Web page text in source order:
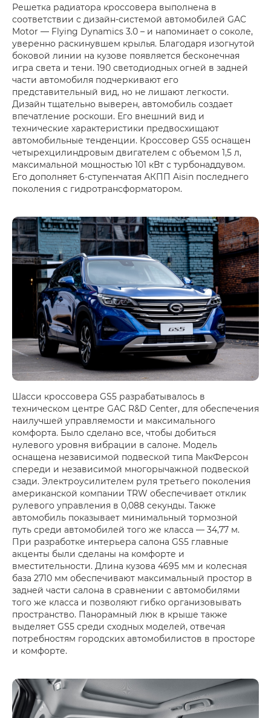
Решетка радиатора кроссовера выполнена в
соответствии с дизайн-системой автомобилей GAC
Motor — Flying Dynamics 3.0 – и напоминает о соколе,
уверенно раскинувшем крылья. Благодаря изогнутой
боковой линии на кузове появляется бесконечная
игра света и тени. 190 светодиодных огней в задней
части автомобиля подчеркивают его
представительный вид, но не лишают легкости.
Дизайн тщательно выверен, автомобиль создает
впечатление роскоши. Его внешний вид и
технические характеристики предвосхищают
автомобильные тенденции. Кроссовер GS5 оснащен
четырехцилиндровым двигателем с объемом 1,5 л,
максимальной мощностью 101 кВт с турбонаддувом.
Его дополняет 6-ступенчатая АКПП Aisin последнего
поколения с гидротрансформатором.
Шасси кроссовера GS5 разрабатывалось в
техническом центре GAC R&D Center, для обеспечения
наилучшей управляемости и максимального
комфорта. Было сделано все, чтобы добиться
нулевого уровня вибрации в салоне. Модель
оснащена независимой подвеской типа МакФерсон
спереди и независимой многорычажной подвеской
сзади. Электроусилителем руля третьего поколения
американской компании TRW обеспечивает отклик
рулевого управления в 0,088 секунды. Также
автомобиль показывает минимальный тормозной
путь среди автомобилей того же класса — 34,77 м.
При разработке интерьера салона GS5 главные
акценты были сделаны на комфорте и
вместительности. Длина кузова 4695 мм и колесная
база 2710 мм обеспечивают максимальный простор в
задней части салона в сравнении с автомобилями
того же класса и позволяют гибко организовывать
пространство. Панорамный люк в крыше также
выделяет GS5 среди сходных моделей, отвечая
потребностям городских автомобилистов в просторе
и комфорте.